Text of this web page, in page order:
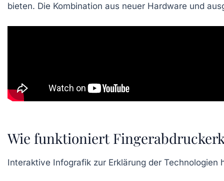
bieten. Die Kombination aus neuer Hardware und
Wie funktioniert
Interaktive Infografik zur Erklärung der